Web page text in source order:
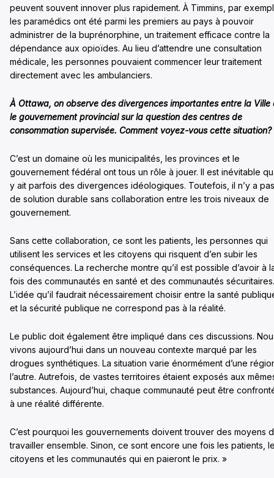
peuvent souvent innover plus rapidement. À Timmins, par
les paramédics ont été parmi les premiers au pays à pouvoir
administrer de la buprénorphine, un traitement efficace contre la
dépendance aux opioïdes. Au lieu d’attendre une consultation
médicale, les personnes pouvaient commencer leur traitement
directement avec les ambulanciers.
À Ottawa, on observe des divergences importantes entre la Ville
le gouvernement provincial sur la question des centres de
consommation supervisée. Comment voyez-vous cette situation?
C’est un domaine où les municipalités, les provinces et le
gouvernement fédéral ont tous un rôle à jouer. Il est inévitable
y ait parfois des divergences idéologiques. Toutefois, il n’y a pas
de solution durable sans collaboration entre les trois niveaux de
gouvernement.
Sans cette collaboration, ce sont les patients, les personnes qui
utilisent les services et les citoyens qui risquent d’en subir les
conséquences. La recherche montre qu’il est possible d’avoir à
fois des communautés en santé et des communautés sécuritaires.
L’idée qu’il faudrait nécessairement choisir entre la santé
et la sécurité publique ne correspond pas à la réalité.
Le public doit également être impliqué dans ces discussions.
vivons aujourd’hui dans un nouveau contexte marqué par les
drogues synthétiques. La situation varie énormément d’une
l’autre. Autrefois, de vastes territoires étaient exposés aux
substances. Aujourd’hui, chaque communauté peut être
à une réalité différente.
C’est pourquoi les gouvernements doivent trouver des moyens
travailler ensemble. Sinon, ce sont encore une fois les patients,
citoyens et les communautés qui en paieront le prix. »